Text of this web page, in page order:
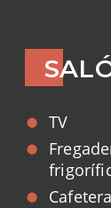
TV